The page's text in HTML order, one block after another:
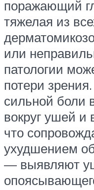
поражающий
тяжелая из
или
патологии
потери
сильной боли
вокруг ушей и
что
ухудшением
— выявляют